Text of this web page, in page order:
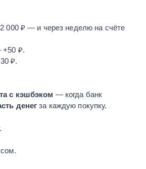
000 ₽ — и через неделю на счёте
+50 ₽.
₽.
с кэшбэком — когда банк
денег за каждую покупку.